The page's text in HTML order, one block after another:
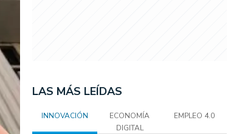
LAS MÁS LEÍDAS
INNOVACIÓN
ECONOMÍA
DIGITAL
EMPLEO 4.0